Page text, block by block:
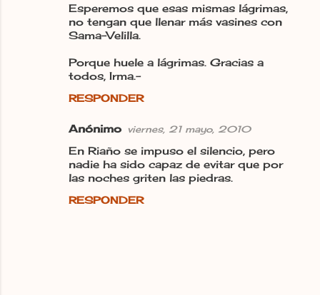
Esperemos que esas mismas lágrimas,
no tengan que llenar más vasines con
Sama-Velilla.
Porque huele a lágrimas. Gracias a
todos, Irma.-
RESPONDER
Anónimo viernes, 21 mayo, 2010
En Riaño se impuso el silencio, pero
nadie ha sido capaz de evitar que por
las noches griten las piedras.
RESPONDER